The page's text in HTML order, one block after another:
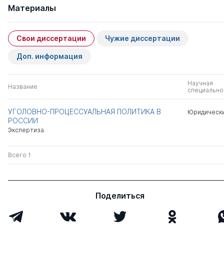
Материалы
Свои диссертации Чужие диссертации
Доп. информация
Название
Научная
УГОЛОВНО-ПРОЦЕССУАЛЬНАЯ ПОЛИТИКА В
РОССИИ
Экспертиза
Всего 1
Поделиться